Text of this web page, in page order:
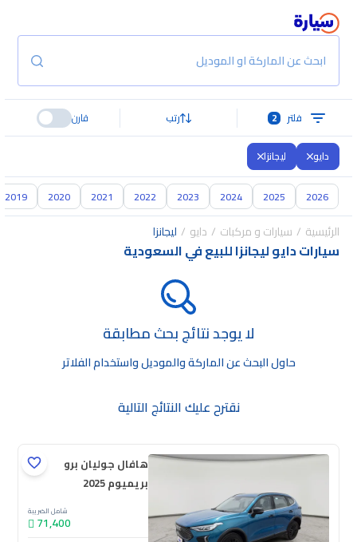
ابحث عن الماركة او الموديل
فلتر 2 رتب قارن
دايو ليجانزا
2026
2025
2024
2023
2022
2021
2020
2019
الرئيسية سيارات و مركبات دايو ليجانزا
سيارات دايو ليجانزا للبيع في السعودية
لا يوجد نتائج بحث مطابقة
حاول البحث عن الماركة والموديل واستخدام الفلاتر
نقترح عليك النتائج التالية
هافال جوليان برو
بريميوم 2025
شامل الضريبة
71,400